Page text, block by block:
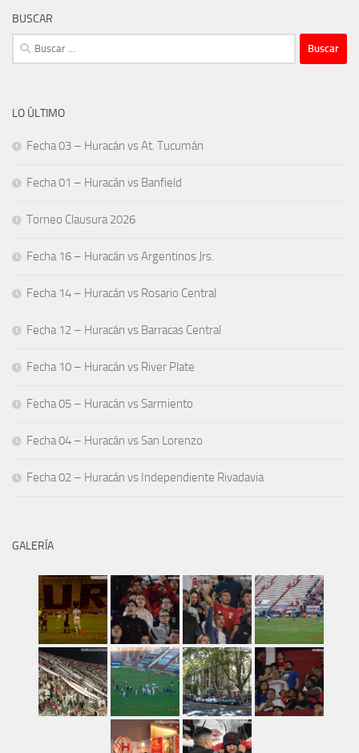
BUSCAR
Buscar:
LO ÚLTIMO
Fecha 03 – Huracán vs At. Tucumán
Fecha 01 – Huracán vs Banfield
Torneo Clausura 2026
Fecha 16 – Huracán vs Argentinos Jrs.
Fecha 14 – Huracán vs Rosario Central
Fecha 12 – Huracán vs Barracas Central
Fecha 10 – Huracán vs River Plate
Fecha 05 – Huracán vs Sarmiento
Fecha 04 – Huracán vs San Lorenzo
Fecha 02 – Huracán vs Independiente Rivadavia
GALERÍA